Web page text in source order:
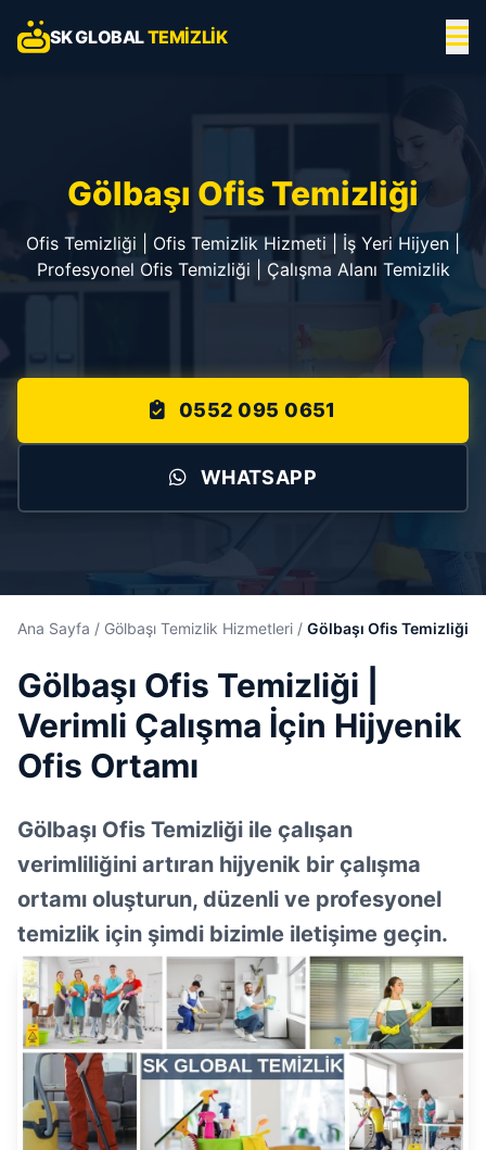
SK GLOBALTEMIZLIK
Gölbaşı Ofis Temizliği
Ofis Temizliği | Ofis Temizlik Hizmeti | İş Yeri Hijyen |
Profesyonel Ofis Temizliği | Çalışma Alanı Temizlik
0552 095 0651
WHATSAPP
Ana Sayfa / Gölbaşı Temizlik Hizmetleri / Gölbaşı Ofis Temizliği
Gölbaşı Ofis Temizliği |
Verimli Çalışma İçin Hijyenik
Ofis Ortamı
Gölbaşı Ofis Temizliği ile çalışan
verimliliğini artıran hijyenik bir çalışma
ortamı oluşturun, düzenli ve profesyonel
temizlik için şimdi bizimle iletişime geçin.